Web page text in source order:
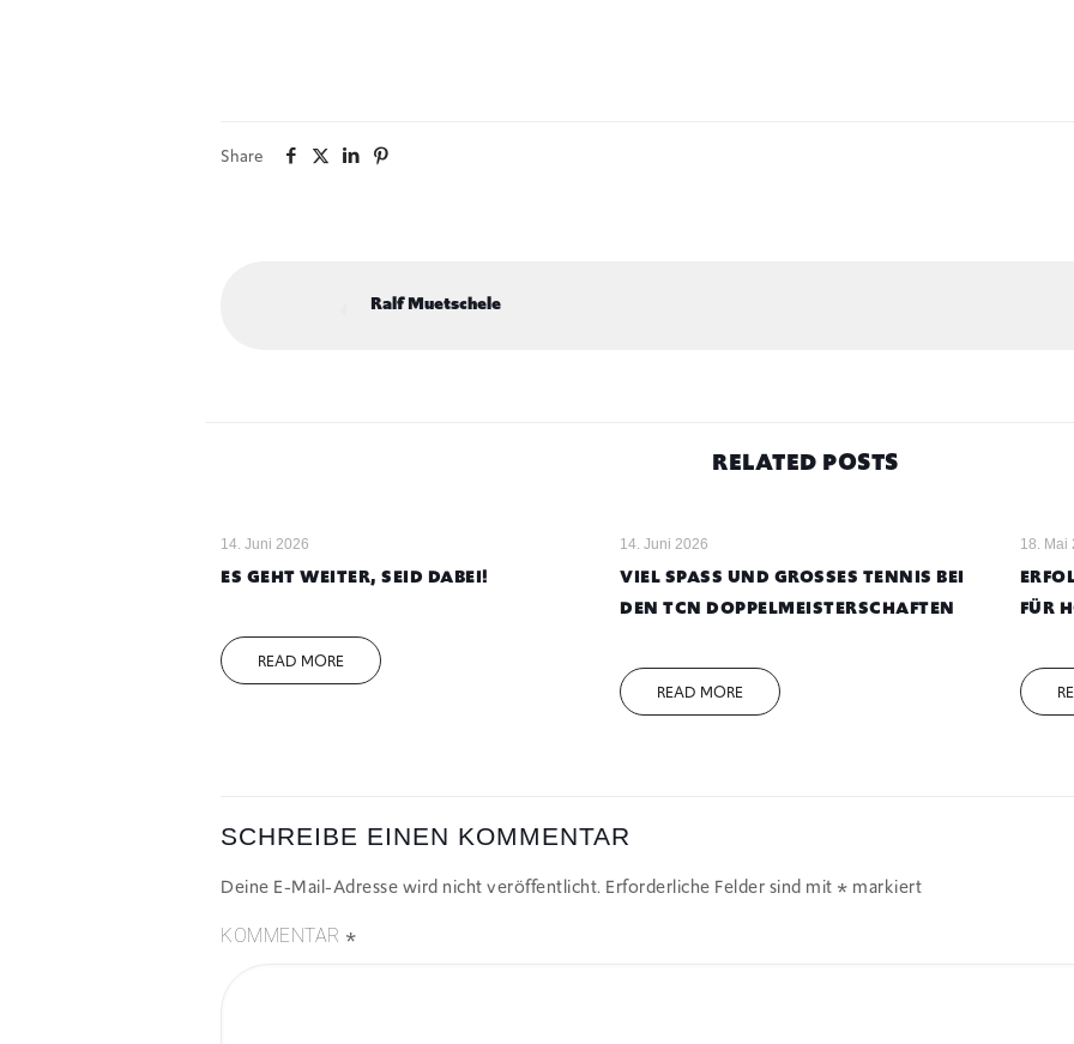
Share
Ralf Muetschele
RELATED POSTS
14. Juni 2026
ES GEHT WEITER, SEID DABEI!
READ MORE
14. Juni 2026
VIEL SPASS UND GROSSES TENNIS BEI DE
N TCN DOPPELMEISTERSCHAFTEN
READ MORE
18. Mai
FÜR
SCHREIBE EINEN KOMMENTAR
Deine E-Mail-Adresse wird nicht veröffentlicht. Erforderliche Felder sind mit * markiert
KOMMENTAR *